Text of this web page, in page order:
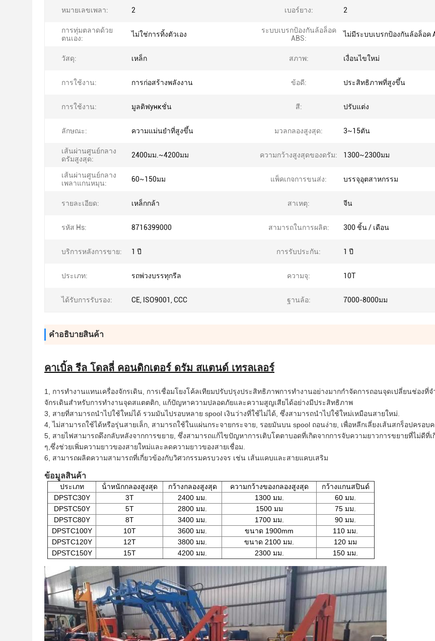
หมายเลขเพลา: 2 เบอร์ยาง: 2
การทุ่มตลาดด้วย
ตนเอง:
ไม่ใช่การทิ้งตัวเอง
ระบบเบรกป้องกันล้อล็อค
ABS:
ไม่มีระบบเบรกป้องกันล้อล็อค
วัสดุ: เหล็ก สภาพ: เงื่อนไขใหม่
การใช้งาน: การก่อสร้างพลังงาน ข้อดี: ประสิทธิภาพที่สูงขึ้น
การใช้งาน: มูลติฟункชั่น สี: ปรับแต่ง
ลักษณะ: ความแม่นยำที่สูงขึ้น มวลกลองสูงสุด: 3~15ตัน
เส้นผ่านศูนย์กลาง
ดรัมสูงสุด:
2400มม.~4200มม ความกว้างสูงสุดของดรัม: 1300~2300มม
เส้นผ่านศูนย์กลาง
เพลาแกนหมุน:
60~150มม แพ็คเกจการขนส่ง: บรรจุอุตสาหกรรม
รายละเอียด: เหล็กกล้า สาเหตุ: จีน
รหัส Hs: 8716399000 สามารถในการผลิต: 300 ชิ้น / เดือน
บริการหลังการขาย: 1 ปี การรับประกัน: 1 ปี
ประเภท: รถพ่วงบรรทุกรีล ความจุ: 10T
ได้รับการรับรอง: CE, ISO9001, CCC ฐานล้อ: 7000-8000มม
คําอธิบายสินค้า
คาเบิ้ล รีล โดลลี่ คอนดิกเตอร์ ดรัม สแตนด์ เทรลเลอร์
1, การทํางานแทนเครื่องจักรเดิน, การเชื่อมโยงโค้ลเทียมปรับปรุงประสิทธิภาพการทํางานอย่างมากกําจัดการถอนจุดเปลี่ยนช่องที่จํ
จักรเดินสําหรับการทํางานจุดสแตตติก, แก้ปัญหาความปลอดภัยและความสูญเสียได้อย่างมีประสิทธิภาพ
3, สายที่สามารถนําไปใช้ใหม่ได้ รวมมันไปรอบหลาย spool เงินว่างที่ใช้ไม่ได้, ซึ่งสามารถนําไปใช้ใหม่เหมือนสายใหม่.
4, ไม่สามารถใช้ได้หรือรุ่นสายเล็ก, สามารถใช้ในแผ่นกระจายกระจาย, รอยมันบน spool ถอนง่าย, เพื่อหลีกเลี่ยงเส้นสกร็อปครอบค
5, สายไฟสามารถดึงกลับหลังจากการขยาย, ซึ่งสามารถแก้ไขปัญหาการเติบโตตาบอดที่เกิดจากการจับความยาวการขยายที่ไม่ดีที่เ
ๆ,ซึ่งช่วยเพิ่มความยาวของสายใหม่และลดความยาวของสายเชื่อม.
6, สามารถผลิตความสามารถที่เกี่ยวข้องกับวิศวกรรมครบวงจร เช่น เส้นแคบและสายแคบเสริม
ข้อมูลสินค้า
ประเภท น้ําหนักกลองสูงสุด กว้างกลองสูงสุด ความกว้างของกลองสูงสุด
กว้างแกนสปินด์
DPSTC30Y
3T 2400 มม. 1300 มม.
60 มม.
DPSTC50Y
5T 2800 มม. 1500 มม
75 มม.
DPSTC80Y
8T 3400 มม. 1700 มม.
90 มม.
DPSTC100Y
10T 3600 มม. ขนาด 1900mm
110 มม.
DPSTC120Y
12T 3800 มม. ขนาด 2100 มม.
120 มม
DPSTC150Y
15T 4200 มม. 2300 มม. 150 มม.